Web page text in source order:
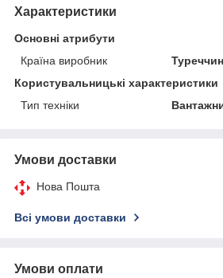
Характеристики
Основні атрибути
Країна виробник
Користувальницькі характеристики
Тип техніки
Умови доставки
Нова Пошта
Всі умови доставки
Умови оплати